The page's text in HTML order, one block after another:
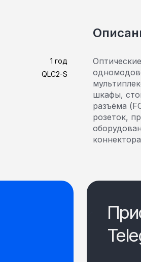
1 год
QLC2-S
шкафы,
разъёма
розеток,